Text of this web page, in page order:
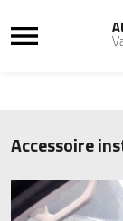
Accessoire